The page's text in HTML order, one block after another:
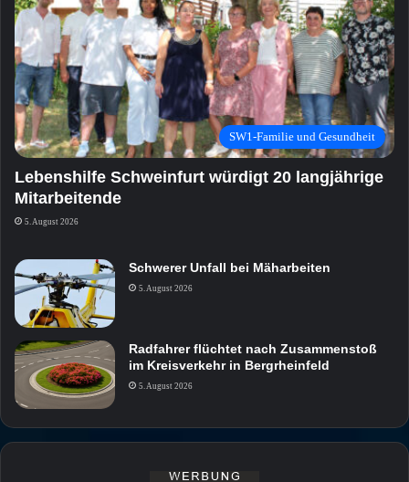
SW1-Familie und Gesundheit
Lebenshilfe Schweinfurt würdigt 20 langjährige
Mitarbeitende
5. August 2026
Schwerer Unfall bei Mäharbeiten
5. August 2026
Radfahrer flüchtet nach Zusammenstoß
im Kreisverkehr in Bergrheinfeld
5. August 2026